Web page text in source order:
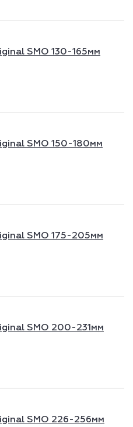
SMO 130-165мм
SMO 150-180мм
SMO 175-205мм
SMO 200-231мм
SMO 226-256мм